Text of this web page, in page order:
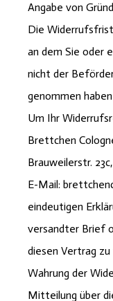
Angabe von
Die
an dem Sie oder
nicht der
genommen
Um Ihr
Brettchen
Brauweilerstr.
E-Mail:
eindeutigen
versandter Brief
diesen Vertrag
Wahrung der
Mitteilung über